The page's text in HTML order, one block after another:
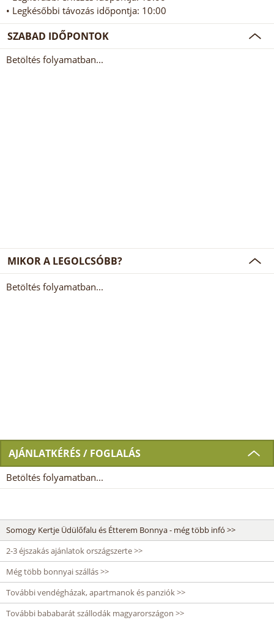
• Legkésőbbi távozás időpontja: 10:00
SZABAD IDŐPONTOK
Betöltés folyamatban...
MIKOR A LEGOLCSÓBB?
Betöltés folyamatban...
AJÁNLATKÉRÉS / FOGLALÁS
Betöltés folyamatban...
Somogy Kertje Üdülőfalu és Étterem Bonnya - még több infó >>
2-3 éjszakás ajánlatok országszerte >>
Még több bonnyai szállás >>
További vendégházak, apartmanok és panziók >>
További bababarát szállodák magyarországon >>